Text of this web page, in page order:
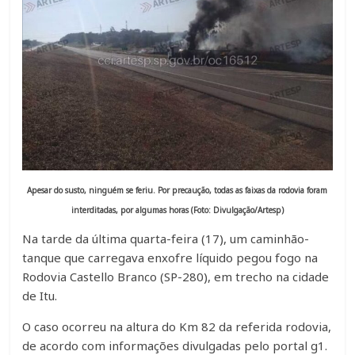
Apesar do susto, ninguém se feriu. Por precaução, todas as faixas da rodovia foram
interditadas, por algumas horas (Foto: Divulgação/Artesp)
Na tarde da última quarta-feira (17), um caminhão-
tanque que carregava enxofre líquido pegou fogo na
Rodovia Castello Branco (SP-280), em trecho na cidade
de Itu.
O caso ocorreu na altura do Km 82 da referida rodovia,
de acordo com informações divulgadas pelo portal g1.